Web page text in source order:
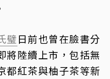
璧日前也曾在臉書分
將陸續上市，包括無
都紅茶與柚子茶等新